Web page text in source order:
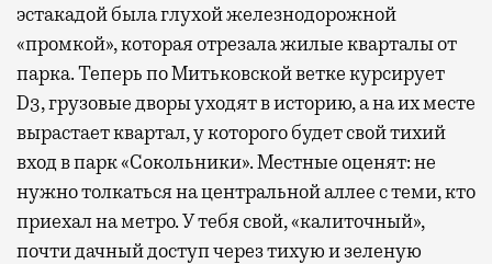
эстакадой была глухой железнодорожной
«промкой», которая отрезала жилые кварталы от
парка. Теперь по Митьковской ветке курсирует
D3, грузовые дворы уходят в историю, а на их месте
вырастает квартал, у которого будет свой тихий
вход в парк «Сокольники». Местные оценят: не
нужно толкаться на центральной аллее с теми, кто
приехал на метро. У тебя свой, «калиточный»,
почти дачный доступ через тихую и зеленую